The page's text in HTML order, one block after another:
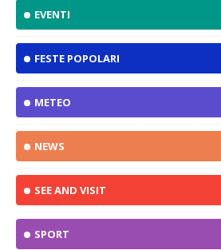
EVENTI
FESTE POPOLARI
METEO
NEWS
SEE AND VISIT
SPORT